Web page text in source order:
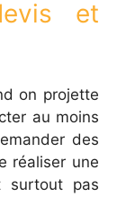
et
on projette
au moins
des
réaliser une
surtout pas